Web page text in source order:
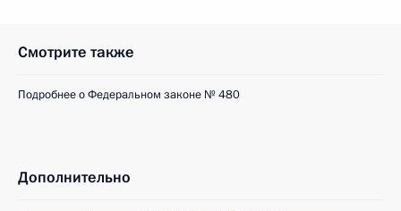
Смотрите также
Подробнее о Федеральном законе № 480
Дополнительно